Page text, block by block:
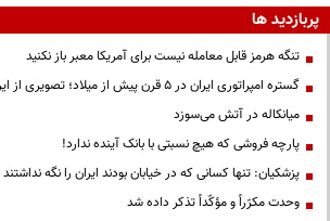
پربازدید ها
تنگه هرمز قابل معامله نیست برای آمریکا معبر باز نکنید
گستره امپراتوری ایران در ۵ قرن پیش از میلاد؛ تصویری از ایران ۲۵ قرن پیش
میانکاله در آتش می‌سوزد
پارچه فروشی که هیچ نسبتی با بانک آینده ندارد!
پزشکیان: تنها کسانی که در خیابان بودند ایران را نگه
وحدت مکرّراً و مؤکّداً تذکر داده شد